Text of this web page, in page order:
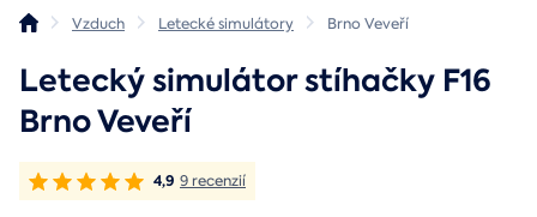
Vzduch Letecké simulátory Brno Veveří
Letecký simulátor stíhačky F16
Brno Veveří
4,9 9 recenzií